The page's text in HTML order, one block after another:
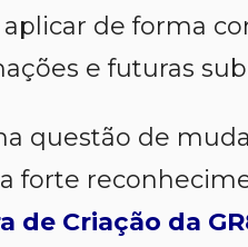
de forma
e futuras
questão de
forte
de Criação da